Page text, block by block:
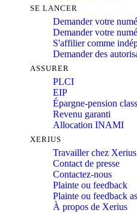
SE LANCER
Demander votre
Demander votre
S'affilier comme
Demander des
ASSURER
PLCI
EIP
Épargne-pension
Revenu garanti
Allocation INAMI
XERIUS
Travailler chez Xerius
Contact de presse
Contactez-nous
Plainte ou feedback
Plainte ou feedback
À propos de Xerius